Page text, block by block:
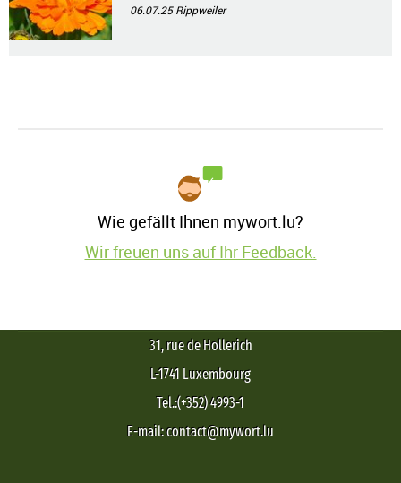
06.07.25Rippweiler
Wie gefällt Ihnen mywort.lu?
Wir freuen uns auf Ihr Feedback.
31, rue de Hollerich
L-1741 Luxembourg
Tel.:(+352) 4993-1
E-mail: contact@mywort.lu